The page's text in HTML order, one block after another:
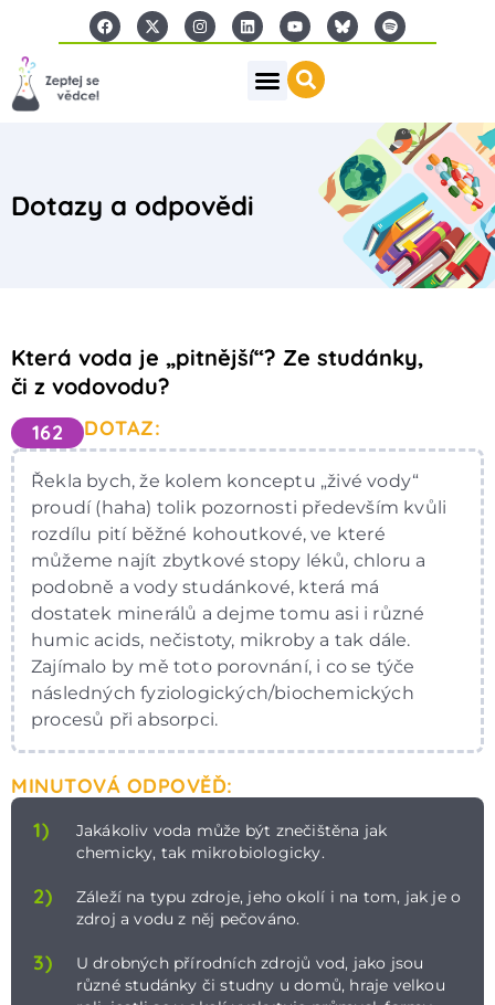
Dotazy a odpovědi
Která voda je „pitnější“? Ze studánky,
či z vodovodu?
162 DOTAZ:
Řekla bych, že kolem konceptu „živé vody“
proudí (haha) tolik pozornosti především kvůli
rozdílu pití běžné kohoutkové, ve které
můžeme najít zbytkové stopy léků, chloru a
podobně a vody studánkové, která má
dostatek minerálů a dejme tomu asi i různé
humic acids, nečistoty, mikroby a tak dále.
Zajímalo by mě toto porovnání, i co se týče
následných fyziologických/biochemických
procesů při absorpci.
MINUTOVÁ ODPOVĚĎ:
1)
Jakákoliv voda může být znečištěna jak
chemicky, tak mikrobiologicky.
2)
Záleží na typu zdroje, jeho okolí i na tom, jak je o
zdroj a vodu z něj pečováno.
3)
U drobných přírodních zdrojů vod, jako jsou
různé studánky či studny u domů, hraje velkou